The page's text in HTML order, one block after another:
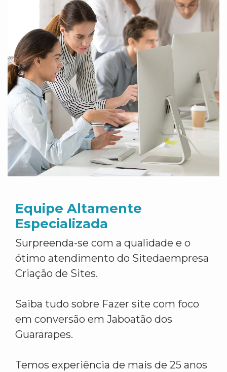
Equipe Altamente
Especializada
Surpreenda-se com a qualidade e o
ótimo atendimento do Sitedaempresa
Criação de Sites.
Saiba tudo sobre Fazer site com foco
em conversão em Jaboatão dos
Guararapes.
Temos experiência de mais de 25 anos